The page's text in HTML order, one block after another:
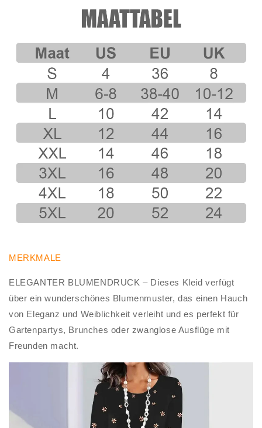
MERKMALE
ELEGANTER BLUMENDRUCK – Dieses Kleid verfügt
über ein wunderschönes Blumenmuster, das einen Hauch
von Eleganz und Weiblichkeit verleiht und es perfekt für
Gartenpartys, Brunches oder zwanglose Ausflüge mit
Freunden macht.